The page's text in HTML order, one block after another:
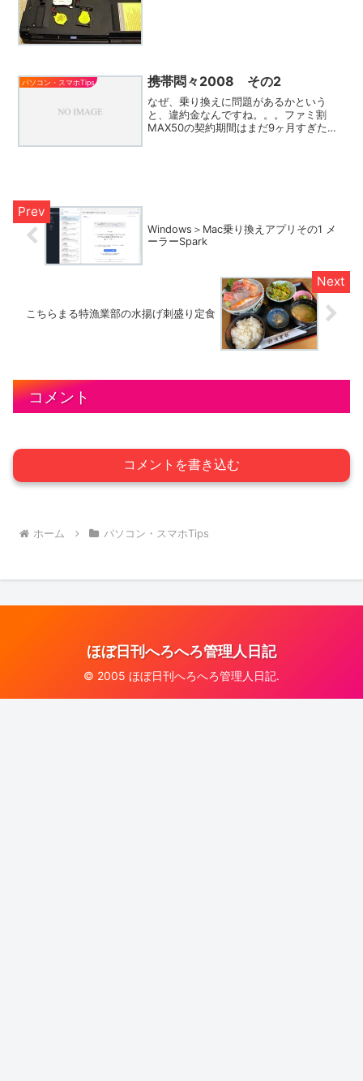
パソコン・スマホTips 携帯悶々2008 その2
なぜ、乗り換えに問題があるかという
と、違約金なんですね。。。ファミ割
MAX50の契約期間はまだ9ヶ月すぎたと
Windows＞Mac乗り換えアプリその1 メ
ーラーSpark
こちらまる特漁業部の水揚げ刺盛り定食
コメント
コメントを書き込む
ホーム パソコン・スマホTips
ほぼ日刊へろへろ管理人日記
© 2005 ほぼ日刊へろへろ管理人日記.